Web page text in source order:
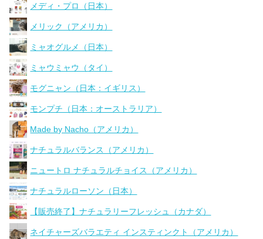
メディ・プロ（日本）
メリック（アメリカ）
ミャオグルメ（日本）
ミャウミャウ（タイ）
モグニャン（日本：イギリス）
モンプチ（日本：オーストラリア）
Made by Nacho（アメリカ）
ナチュラルバランス（アメリカ）
ニュートロ ナチュラルチョイス（アメリカ）
ナチュラルローソン（日本）
【販売終了】ナチュラリーフレッシュ（カナダ）
ネイチャーズバラエティ インスティンクト（アメリカ）